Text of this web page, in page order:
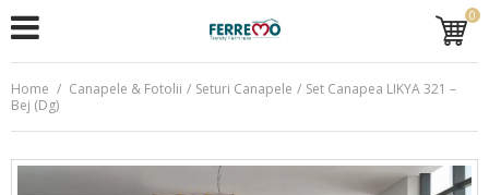
0
Home / Canapele & Fotolii / Seturi Canapele / Set Canapea LIKYA 321 –
Bej (Dg)